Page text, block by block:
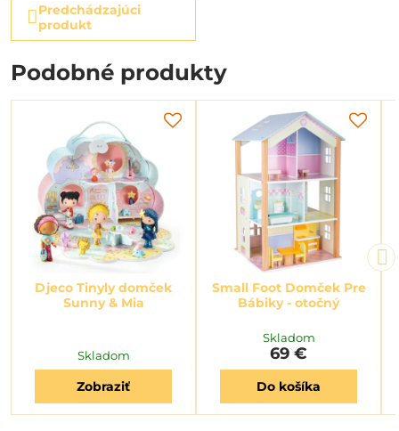
Predchádzajúci
produkt
Podobné produkty
Djeco Tinyly domček
Sunny & Mia
Skladom
Zobraziť
Small Foot Domček Pre
Bábiky - otočný
Skladom
69 €
Do košíka